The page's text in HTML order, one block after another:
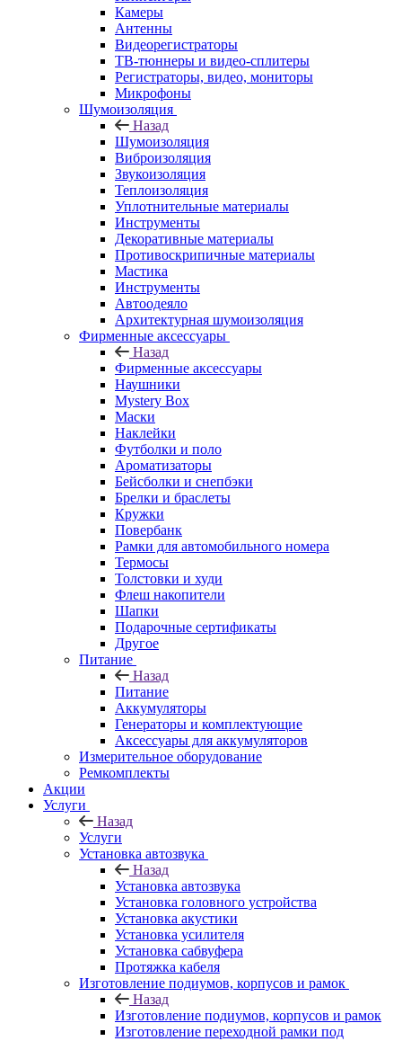
Камеры
Антенны
Видеорегистраторы
ТВ-тюннеры и видео-сплитеры
Регистраторы, видео, мониторы
Микрофоны
Шумоизоляция
Назад
Шумоизоляция
Виброизоляция
Звукоизоляция
Теплоизоляция
Уплотнительные материалы
Инструменты
Декоративные материалы
Противоскрипичные материалы
Мастика
Инструменты
Автоодеяло
Архитектурная шумоизоляция
Фирменные аксессуары
Назад
Фирменные аксессуары
Наушники
Mystery Box
Маски
Наклейки
Футболки и поло
Ароматизаторы
Бейсболки и снепбэки
Брелки и браслеты
Кружки
Повербанк
Рамки для автомобильного номера
Термосы
Толстовки и худи
Флеш накопители
Шапки
Подарочные сертификаты
Другое
Питание
Назад
Питание
Аккумуляторы
Генераторы и комплектующие
Аксессуары для аккумуляторов
Измерительное оборудование
Ремкомплекты
Акции
Услуги
Назад
Услуги
Установка автозвука
Назад
Установка автозвука
Установка головного устройства
Установка акустики
Установка усилителя
Установка сабвуфера
Протяжка кабеля
Изготовление подиумов, корпусов и рамок
Назад
Изготовление подиумов, корпусов и рамок
Изготовление переходной рамки под